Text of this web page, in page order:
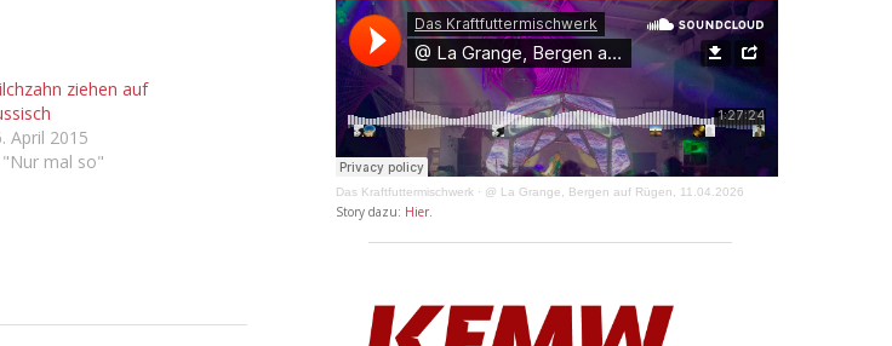
ziehen auf
April 2015
"Nur mal so"
Das Kraftfuttermischwerk · @ La Grange, Bergen auf Rügen, 11.04.2026
Story dazu: Hier.